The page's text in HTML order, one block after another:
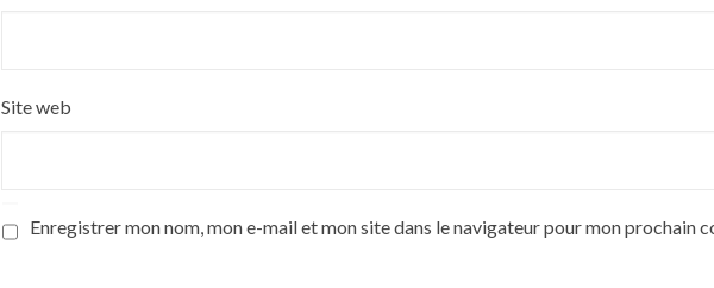
Site web
Enregistrer mon nom, mon e-mail et mon site dans le navigateur pour mon prochain